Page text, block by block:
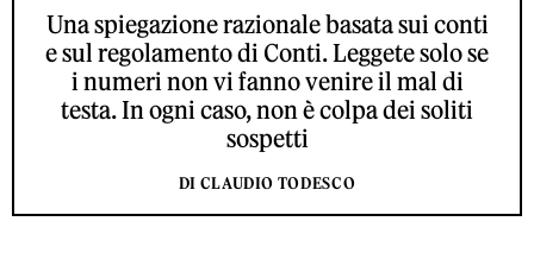
Una spiegazione razionale basata sui conti
e sul regolamento di Conti. Leggete solo se
i numeri non vi fanno venire il mal di
testa. In ogni caso, non è colpa dei soliti
sospetti
DI CLAUDIO TODESCO